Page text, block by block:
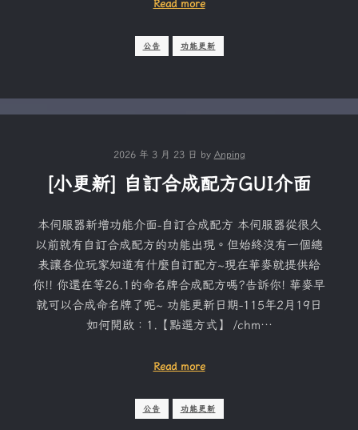
Read more
公告 功能更新
2026 年 3 月 23 日 by Anping
[小更新] 自訂合成配方GUI介面
本伺服器新增功能介面-自訂合成配方 本伺服器從很久
以前就有自訂合成配方的功能出現。但始終沒有一個總
表讓各位玩家知道有什麼自訂配方~現在華麥就提供給
你!! 你還在等26.1的命名牌合成配方嗎?告訴你! 華麥早
就可以合成命名牌了呢~ 功能更新日期-115年2月19日
如何開啟：1.【點選方式】 /chm…
Read more
公告 功能更新